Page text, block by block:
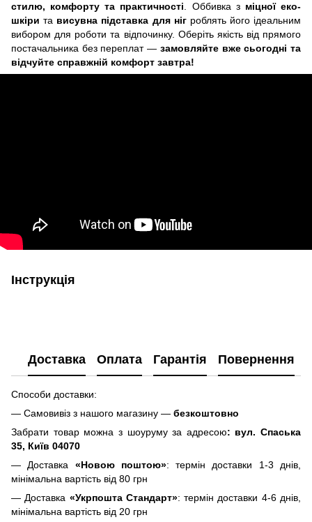
стилю, комфорту та практичності. Оббивка з міцної еко-
шкіри та висувна підставка для нігроблять його ідеальним
вибором для роботи та відпочинку. Оберіть якість від прямого
постачальника без переплат — замовляйте вже сьогодні та
відчуйте справжній комфорт завтра!
Інструкція
Доставка Оплата Гарантія Повернення
Способи доставки:
— Самовивіз з нашого магазину — безкоштовно
Забрати товар можна з шоуруму за адресою: вул. Спаська
35, Київ 04070
— Доставка «Новою поштою»: термін доставки 1-3 днів,
мінімальна вартість від 80 грн
— Доставка «Укрпошта Стандарт»: термін доставки 4-6 днів,
мінімальна вартість від 20 грн